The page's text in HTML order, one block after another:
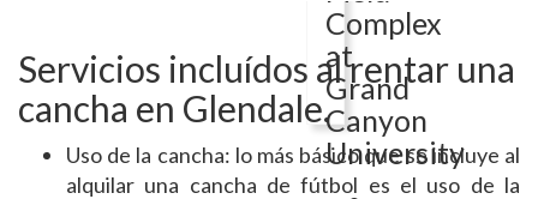
Complex
at
Grand
Canyon
University
Servicios incluídos al rentar una
cancha en Glendale.
Uso de la cancha: lo más básico que se incluye al
alquilar una cancha de fútbol es el uso de la